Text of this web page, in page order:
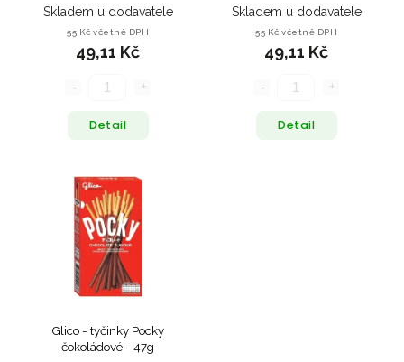
Skladem u dodavatele
55 Kč včetně DPH
49,11 Kč
Detail
Skladem u dodavatele
55 Kč včetně DPH
49,11 Kč
Detail
Glico - tyčinky Pocky
čokoládové - 47g